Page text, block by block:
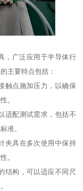
，广泛应用于半导体行
主要特点包括：
触点施加压力，以确保
。
适配测试需求，包括不
准。
夹具在多次使用中保持
。
结构，可以适应不同尺